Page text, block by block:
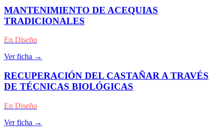
MANTENIMIENTO DE ACEQUIAS
TRADICIONALES
En Diseño
Ver ficha →
RECUPERACIÓN DEL CASTAÑAR A TRAVÉS
DE TÉCNICAS BIOLÓGICAS
En Diseño
Ver ficha →